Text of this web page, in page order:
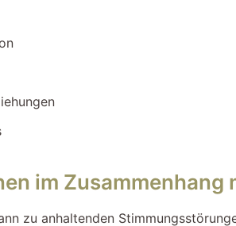
im Zusammenhang
zu anhaltenden